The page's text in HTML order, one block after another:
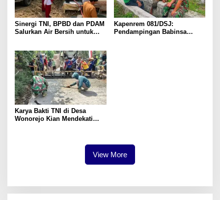
Sinergi TNI, BPBD dan PDAM
Salurkan Air Bersih untuk
Kapenrem 081/DSJ:
Pendampingan Babinsa
Karya Bakti TNI di Desa
Wonorejo Kian Mendekati
View More